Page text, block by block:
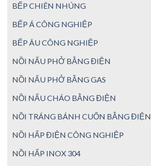
BẾP CHIÊN NHÚNG
BẾP Á CÔNG NGHIỆP
BẾP ÂU CÔNG NGHIỆP
NỒI NẤU PHỞ BẰNG ĐIỆN
NỒI NẤU PHỞ BẰNG GAS
NỒI NẤU CHÁO BẰNG ĐIỆN
NỒI TRÁNG BÁNH CUỐN BẰNG ĐIỆN
NỒI HẤP ĐIỆN CÔNG NGHIỆP
NỒI HẤP INOX 304